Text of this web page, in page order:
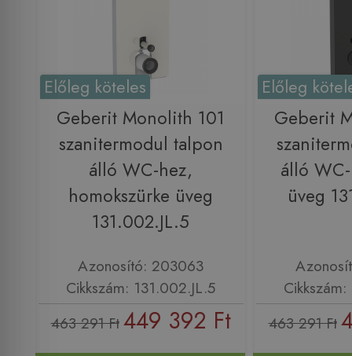
Előleg köteles
Geberit Monolith 101
szanitermodul talpon
álló WC-hez,
homokszürke üveg
131.002.JL.5
Azonosító: 203063
Cikkszám: 131.002.JL.5
463 291 Ft 449 392 Ft
Előleg
Geberit
álló
üveg
463 291 Ft